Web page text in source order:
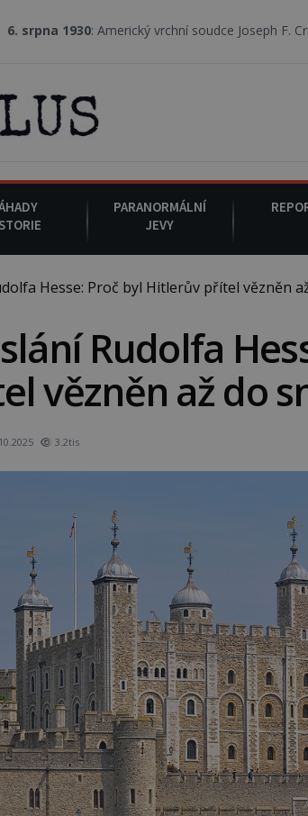
: Americký vrchní soudce Joseph F. Crater se 6.
PARANORMÁLNÍ
JEVY
Hesse: Proč byl Hitlerův přítel vězněn
Rudolfa
vězněn až do
3.2tis